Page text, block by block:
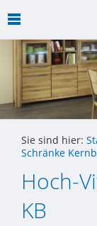
Sie sind hier:
Schränke
Hoch-
KB